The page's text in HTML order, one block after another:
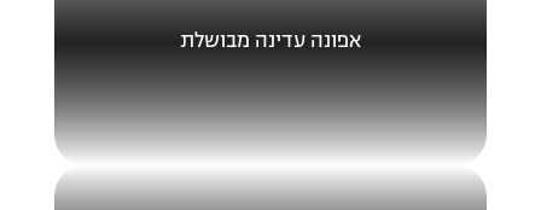
אפונה עדינה מבושלת